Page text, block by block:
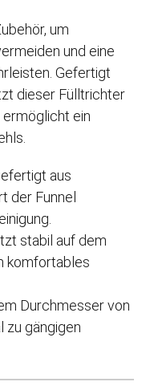
um
und eine
Gefertigt
dieser Fülltrichter
ein
aus
der Funnel
stabil auf dem
komfortables
Durchmesser von
zu gängigen